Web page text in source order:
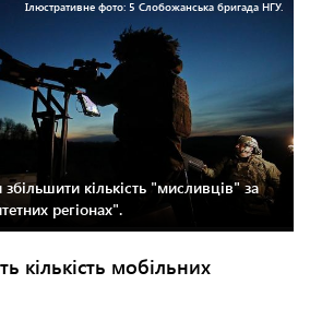
Ілюстративне фото: 5 Слобожанська бригада НГУ.
кількість "мисливців" за
регіонах".
кількість мобільних